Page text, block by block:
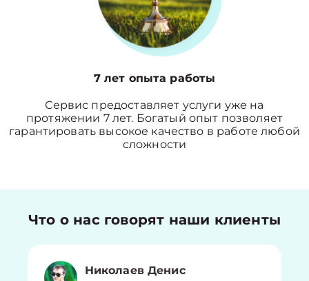
7 лет опыта работы
Сервис предоставляет услуги уже на
протяжении 7 лет. Богатый опыт позволяет
гарантировать высокое качество в работе любой
сложности
Что о нас говорят наши клиенты
Николаев Денис